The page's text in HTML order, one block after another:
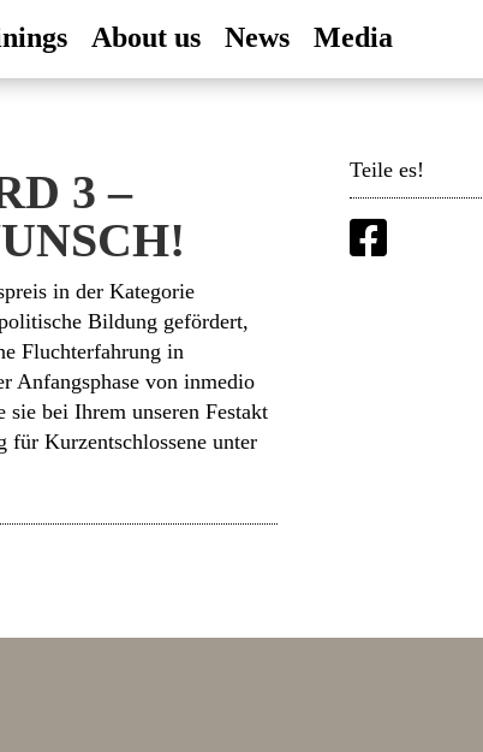
About us News Media
3 –
in der Kategorie
Bildung gefördert,
Fluchterfahrung in
Anfangsphase von inmedio
bei Ihrem unseren Festakt
Kurzentschlossene unter
Teile es!